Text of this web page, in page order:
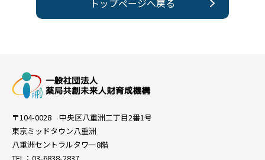
トップページへ戻る
〒104-0028 中央区八重洲二丁目2番1号
東京ミッドタウン八重洲
八重洲セントラルタワー8階